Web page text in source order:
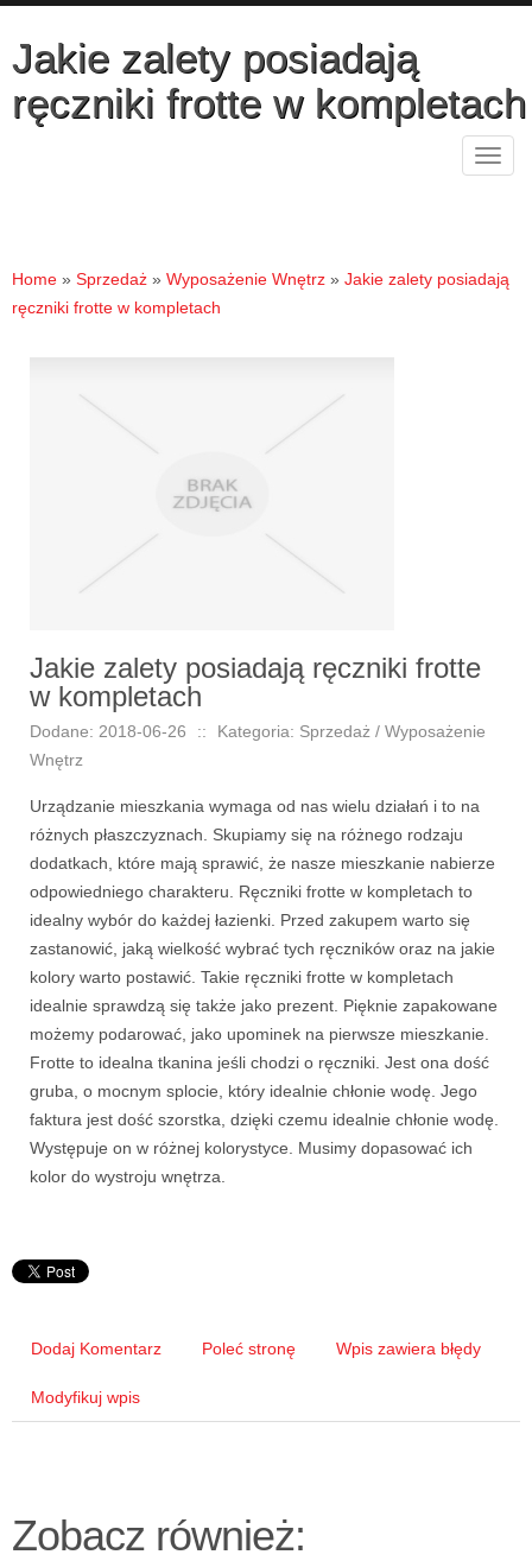
Jakie zalety posiadają
ręczniki frotte w kompletach
Home » Sprzedaż » Wyposażenie Wnętrz » Jakie zalety posiadają
ręczniki frotte w kompletach
Jakie zalety posiadają ręczniki frotte
w kompletach
Dodane: 2018-06-26 ::
Kategoria: Sprzedaż / Wyposażenie
Wnętrz
Urządzanie mieszkania wymaga od nas wielu działań i to na
różnych płaszczyznach. Skupiamy się na różnego rodzaju
dodatkach, które mają sprawić, że nasze mieszkanie nabierze
odpowiedniego charakteru. Ręczniki frotte w kompletach to
idealny wybór do każdej łazienki. Przed zakupem warto się
zastanowić, jaką wielkość wybrać tych ręczników oraz na jakie
kolory warto postawić. Takie ręczniki frotte w kompletach
idealnie sprawdzą się także jako prezent. Pięknie zapakowane
możemy podarować, jako upominek na pierwsze mieszkanie.
Frotte to idealna tkanina jeśli chodzi o ręczniki. Jest ona dość
gruba, o mocnym splocie, który idealnie chłonie wodę. Jego
faktura jest dość szorstka, dzięki czemu idealnie chłonie wodę.
Występuje on w różnej kolorystyce. Musimy dopasować ich
kolor do wystroju wnętrza.
Dodaj Komentarz Poleć stronę Wpis zawiera błędy
Modyfikuj wpis
Zobacz również: